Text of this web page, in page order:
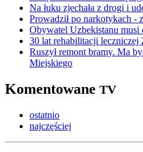
Na łuku zjechała z drogi i
Prowadził po narkotykach -
Obywatel Uzbekistanu musi
30 lat rehabilitacji leczniczej
Ruszył remont bramy. Ma
Miejskiego
Komentowane TV
ostatnio
najczęściej